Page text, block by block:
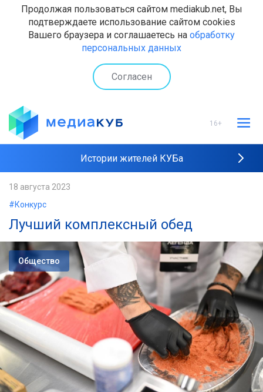
Продолжая пользоваться сайтом mediakub.net, Вы
подтверждаете использование сайтом cookies
Вашего браузера и соглашаетесь на обработку
персональных данных
Согласен
16+
Истории жителей КУБа
18 августа 2023
#Конкурс
Лучший комплексный обед
Общество